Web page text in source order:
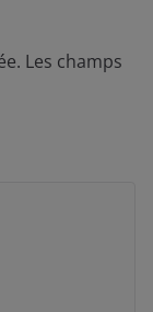
Les champs